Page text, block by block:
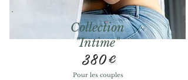
Collection
"Intime"
380€
Pour les couples